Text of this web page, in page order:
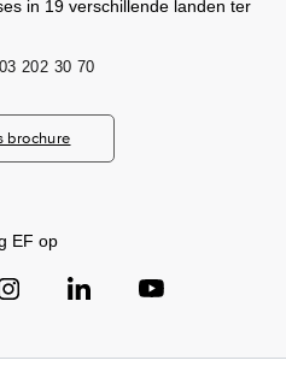
in 19 verschillende landen ter
03 202 30 70
brochure
EF op